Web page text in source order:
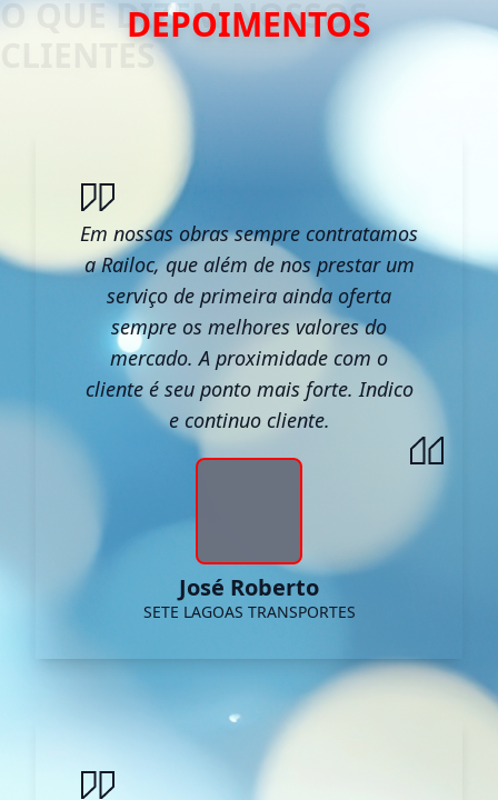
DEPOIMENTOS
Em nossas obras sempre contratamos
a Railoc, que além de nos prestar um
serviço de primeira ainda oferta
sempre os melhores valores do
mercado. A proximidade com o
cliente é seu ponto mais forte. Indico
e continuo cliente.
José Roberto
SETE LAGOAS TRANSPORTES